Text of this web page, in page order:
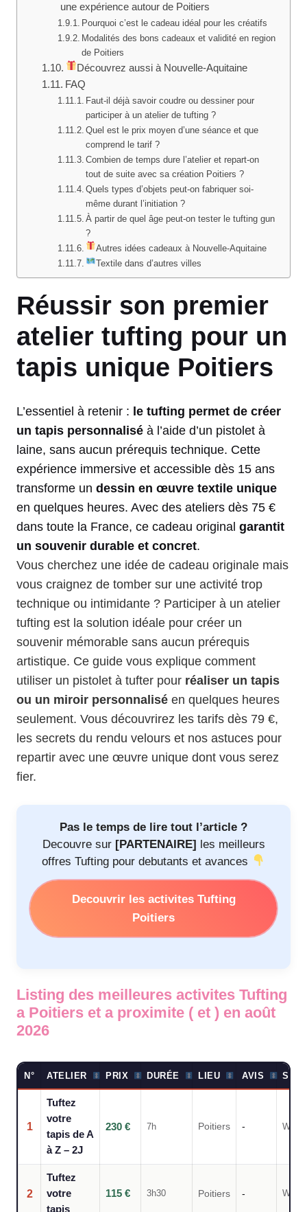
une expérience autour de Poitiers
Pourquoi c’est le cadeau idéal pour les créatifs
Modalités des bons cadeaux et validité en region
de Poitiers
Découvrez aussi à Nouvelle-Aquitaine
FAQ
Faut-il déjà savoir coudre ou dessiner pour
participer à un atelier de tufting ?
Quel est le prix moyen d’une séance et que
comprend le tarif ?
Combien de temps dure l’atelier et repart-on
tout de suite avec sa création Poitiers ?
Quels types d’objets peut-on fabriquer soi-
même durant l’initiation ?
À partir de quel âge peut-on tester le tufting gun
?
Autres idées cadeaux à Nouvelle-Aquitaine
Textile dans d’autres villes
Réussir son premier
atelier tufting pour un
tapis unique Poitiers
L’essentiel à retenir : le tufting permet de créer
un tapis personnalisé à l’aide d’un pistolet à
laine, sans aucun prérequis technique. Cette
expérience immersive et accessible dès 15 ans
transforme un dessin en œuvre textile unique
en quelques heures. Avec des ateliers dès 75 €
dans toute la France, ce cadeau original garantit
un souvenir durable et concret.
Vous cherchez une idée de cadeau originale mais
vous craignez de tomber sur une activité trop
technique ou intimidante ? Participer à un atelier
tufting est la solution idéale pour créer un
souvenir mémorable sans aucun prérequis
artistique. Ce guide vous explique comment
utiliser un pistolet à tufter pour réaliser un tapis
ou un miroir personnalisé en quelques heures
seulement. Vous découvrirez les tarifs dès 79 €,
les secrets du rendu velours et nos astuces pour
repartir avec une œuvre unique dont vous serez
fier.
Pas le temps de lire tout l’article ?
Decouvre sur [PARTENAIRE] les meilleurs
offres Tufting pour debutants et avances
Decouvrir les activites Tufting
Poitiers
Listing des meilleures activites Tufting
a Poitiers et a proximite ( et ) en août
2026
N° ATELIER PRIX DURÉE LIEU AVIS
1
Tuftez
votre
tapis de A
à Z – 2J
230 € 7h Poitiers -
2
Tuftez
votre
tapis
115 € 3h30 Poitiers -